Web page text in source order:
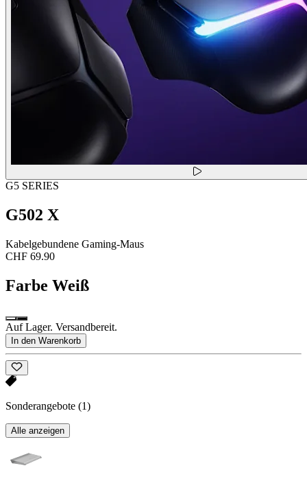
G5 SERIES
G502 X
Kabelgebundene Gaming-Maus
CHF 69.90
Farbe Weiß
Auf Lager. Versandbereit.
In den Warenkorb
Sonderangebote (1)
Alle anzeigen